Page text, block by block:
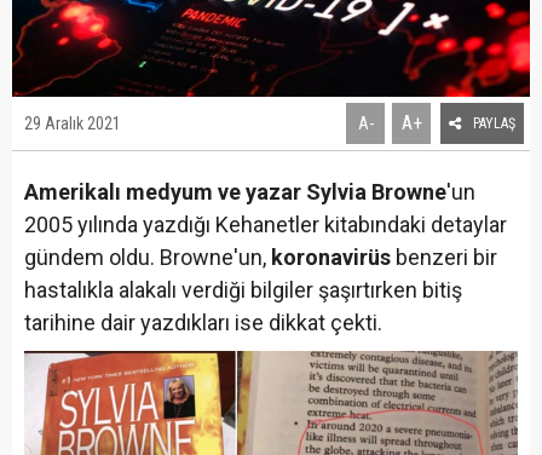
29 Aralık 2021 A- A+ PAYLAŞ
Amerikalı medyum ve yazar Sylvia Browne'un
2005 yılında yazdığı Kehanetler kitabındaki detaylar
gündem oldu. Browne'un, koronavirüs benzeri bir
hastalıkla alakalı verdiği bilgiler şaşırtırken bitiş
tarihine dair yazdıkları ise dikkat çekti.